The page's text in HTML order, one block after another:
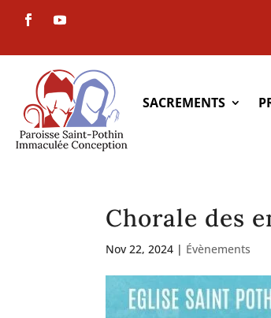
SACREMENTS
Chorale des
Nov 22, 2024 | Évènements